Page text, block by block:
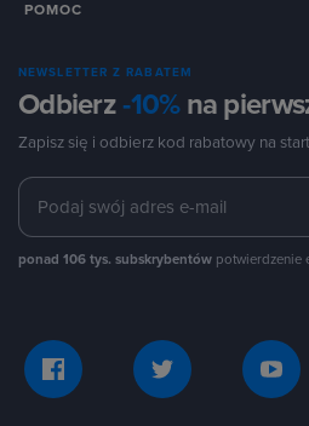
POMOC
NEWSLETTER Z RABATEM
Odbierz-10%na
Zapisz się i odbierz kod rabatowy na
ponad 106 tys. subskrybentów potwierdzenie